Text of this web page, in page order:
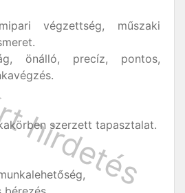
végzettség, műszaki
önálló, precíz, pontos,
szerzett tapasztalat.